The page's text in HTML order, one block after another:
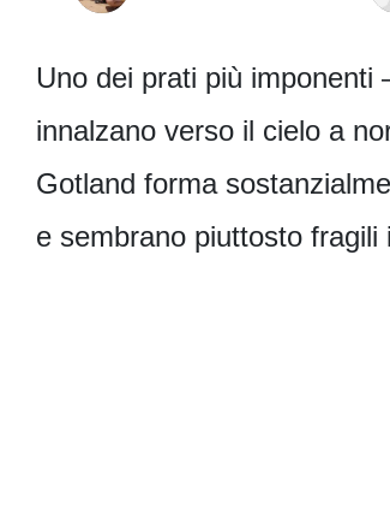
Uno dei prati più imponenti
innalzano verso il cielo a
Gotland forma
e sembrano piuttosto